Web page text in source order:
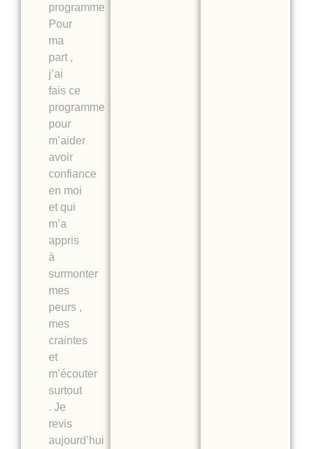
programme
Pour
ma
part ,
j’ai
fais ce
programme
pour
m’aider
avoir
confiance
en moi
et qui
m’a
appris
à
surmonter
mes
peurs ,
mes
craintes
et
m’écouter
surtout
. Je
revis
aujourd’hui